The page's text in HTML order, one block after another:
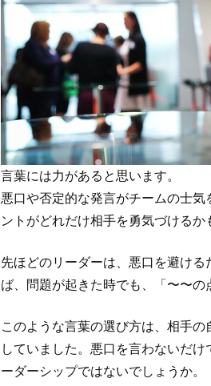
言葉には力があると思います。
悪口や否定的な発言がチームの士
ントがどれだけ相手を勇気づけるか
先ほどのリーダーは、悪口を避け
ば、問題が起きた時でも、「〜〜の
このような言葉の選び方は、相手
していました。悪口を言わないだ
ーダーシップではないでしょうか。